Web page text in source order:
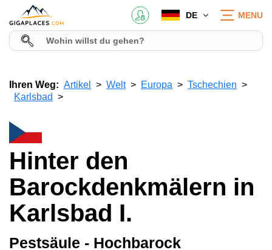
DE MENU
Ihren Weg: Artikel Welt Europa
Tschechien
Karlsbad
Hinter den
Barockdenkmälern in
Karlsbad I.
Pestsäule - Hochbarock